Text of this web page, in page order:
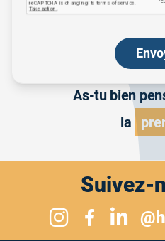
As-tu bien
la
Suivez-
Suivez-nous sur Instagram
Suivez-nous sur
Suivez-